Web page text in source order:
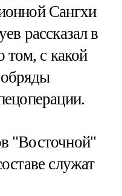
Сангхи
рассказал в
том, с какой
"Восточной"
служат